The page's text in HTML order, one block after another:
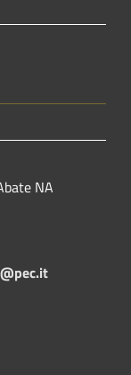
NA